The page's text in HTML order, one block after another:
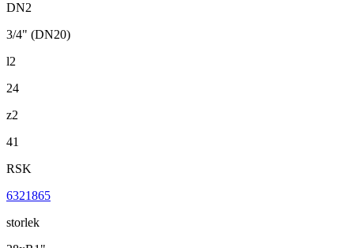
DN2
3/4" (DN20)
l2
24
z2
41
RSK
6321865
storlek